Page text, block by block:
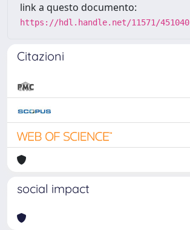
link a questo documento:
https://hdl.handle.net/11571/451040
Citazioni
social impact